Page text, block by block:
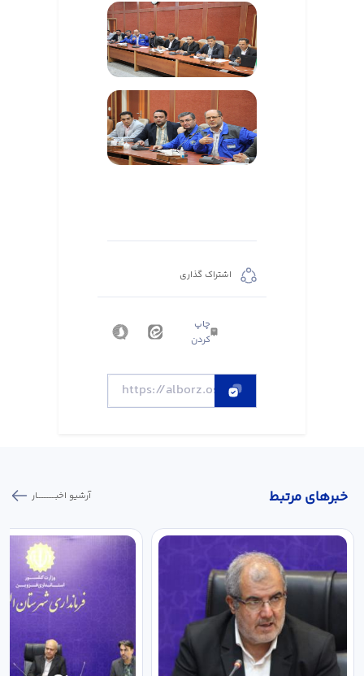
اشتراک گذاری
چاپ
کردن
خبر‌های مرتبط آرشیو اخبـــــــــــار